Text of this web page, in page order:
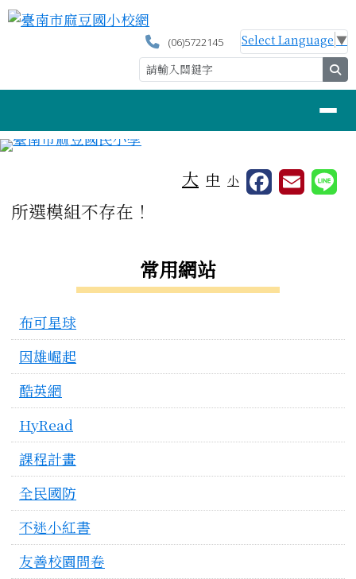
跳至主內容區
臺南市麻豆國小校網
(06)5722145 Select Language ▼
大 中 小
主內容區域
所選模組不存在！
常用網站
布可星球
因雄崛起
酷英網
HyRead
課程計畫
全民國防
不迷小紅書
友善校園問卷
頁尾區域